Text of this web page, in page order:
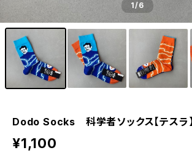
1/6
Dodo Socks 科学者ソックス【テスラ】
¥1,100